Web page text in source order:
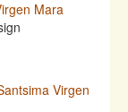
Mara
Virgen